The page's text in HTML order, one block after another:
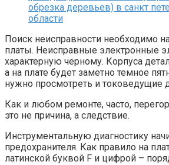
Поиск неисправности необходимо
платы. Неисправные электронные
характерную черному. Корпуса
а на плате будет заметно темное
нужно просмотреть и токоведущие
Как и любом ремонте, часто,
это не причина, а следствие.
Инструментальную диагностику
предохранителя. Как правило на
латинской буквой F и цифрой –